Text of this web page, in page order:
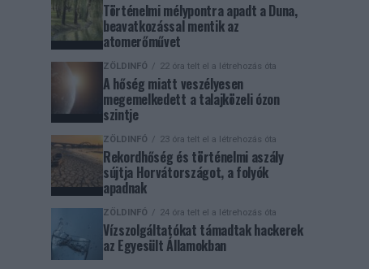
Történelmi mélypontra apadt a Duna,
beavatkozással mentik az
atomerőművet
ZÖLDINFÓ 22 óra telt el a létrehozás óta
A hőség miatt veszélyesen
megemelkedett a talajközeli ózon
szintje
ZÖLDINFÓ 23 óra telt el a létrehozás óta
Rekordhőség és történelmi aszály
sújtja Horvátországot, a folyók
apadnak
ZÖLDINFÓ 24 óra telt el a létrehozás óta
Vízszolgáltatókat támadtak hackerek
az Egyesült Államokban